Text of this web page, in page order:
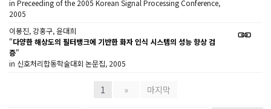
in Preceeding of the 2005 Korean Signal Processing Conference,
2005
이봉진, 강홍구, 윤대희
"다양한 해상도의 필터뱅크에 기반한 화자 인식 시스템의 성능 향상 검
증"
in 신호처리합동학술대회 논문집, 2005
1 » 마지막